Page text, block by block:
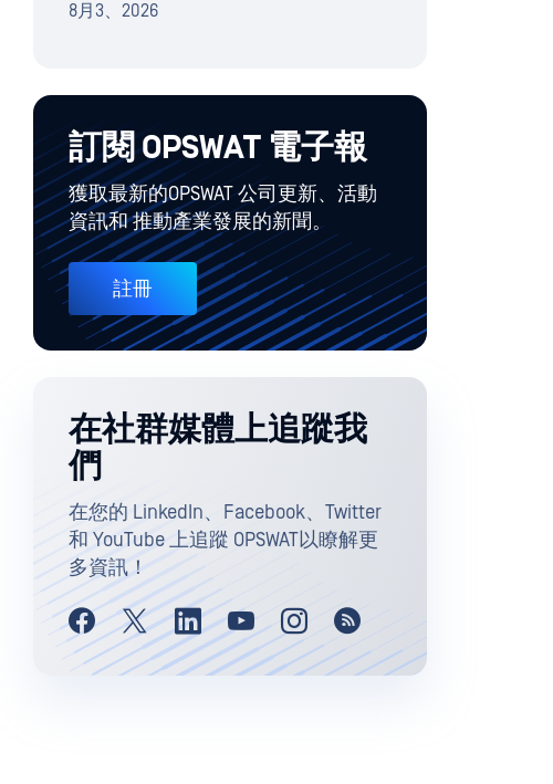
8月3、2026
訂閱 OPSWAT 電子報
獲取最新的OPSWAT 公司更新、活動
資訊和 推動產業發展的新聞。
註冊
在社群媒體上追蹤我
們
在您的 LinkedIn、Facebook、Twitter
和 YouTube 上追蹤 OPSWAT以瞭解更
多資訊！